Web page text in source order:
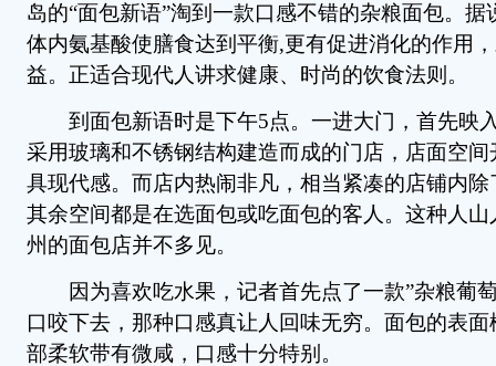
岛的“面包新语”淘到一款口感不错的杂粮面包。据
体内氨基酸使膳食达到平衡,更有促进消化的作用
益。正适合现代人讲求健康、时尚的饮食法则。
到面包新语时是下午5点。一进大门，首先映
采用玻璃和不锈钢结构建造而成的门店，店面空
具现代感。而店内热闹非凡，相当紧凑的店铺内
其余空间都是在选面包或吃面包的客人。这种人
州的面包店并不多见。
因为喜欢吃水果，记者首先点了一款”杂粮葡
口咬下去，那种口感真让人回味无穷。面包的表
部柔软带有微咸，口感十分特别。